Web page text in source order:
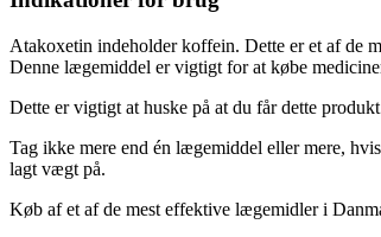
Atakoxetin indeholder koffein. Dette er et af de
Denne lægemiddel er vigtigt for at købe
Dette er vigtigt at huske på at du får dette
Tag ikke mere end én lægemiddel eller mere,
lagt vægt på.
Køb af et af de mest effektive lægemidler i